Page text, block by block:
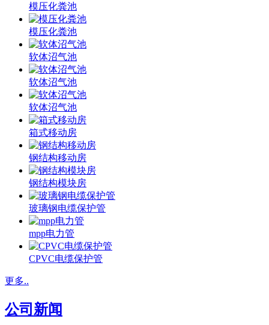
模压化粪池
模压化粪池
软体沼气池
软体沼气池
软体沼气池
箱式移动房
钢结构移动房
钢结构模块房
玻璃钢电缆保护管
mpp电力管
CPVC电缆保护管
更多..
公司新闻